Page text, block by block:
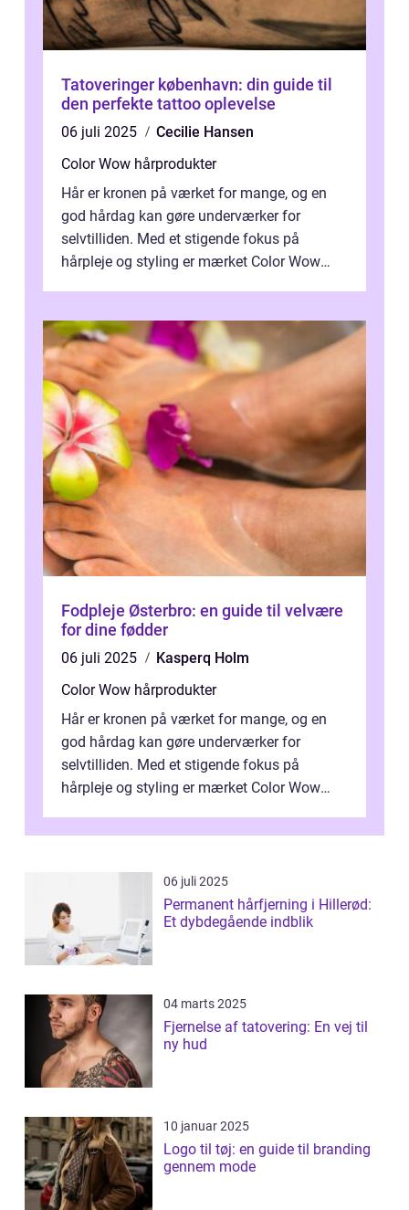
Tatoveringer københavn: din guide til
den perfekte tattoo oplevelse
06 juli 2025
Cecilie Hansen
Color Wow hårprodukter
Hår er kronen på værket for mange, og en
god hårdag kan gøre underværker for
selvtilliden. Med et stigende fokus på
hårpleje og styling er mærket Color Wow
Fodpleje Østerbro: en guide til velvære
for dine fødder
06 juli 2025
Kasperq Holm
Color Wow hårprodukter
Hår er kronen på værket for mange, og en
god hårdag kan gøre underværker for
selvtilliden. Med et stigende fokus på
hårpleje og styling er mærket Color Wow
innova...
06 juli 2025
Permanent hårfjerning i Hillerød:
Et dybdegående indblik
04 marts 2025
Fjernelse af tatovering: En vej til
ny hud
10 januar 2025
Logo til tøj: en guide til branding
gennem mode